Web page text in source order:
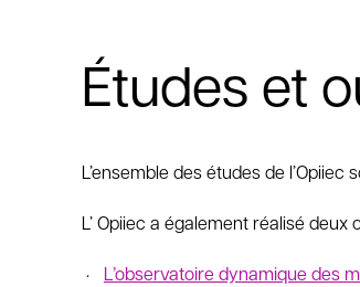
Études et
L’ensemble des études de
L’ Opiiec a également réalisé
L’observatoire dynamique des